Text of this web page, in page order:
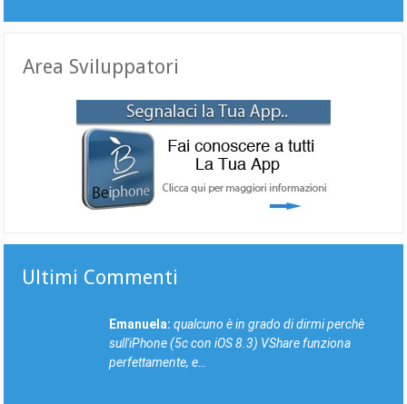
Area Sviluppatori
Ultimi Commenti
Emanuela: qualcuno è in grado di dirmi perchè
sull'iPhone (5c con iOS 8.3) VShare funziona
perfettamente, e…